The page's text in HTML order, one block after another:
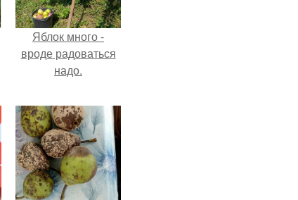
Яблок много -
вроде радоваться
надо.